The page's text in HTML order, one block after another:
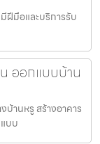
ฝีมือและบริการรับ
ออกแบบบ้าน
บ้านหรู สร้างอาคาร
บบ